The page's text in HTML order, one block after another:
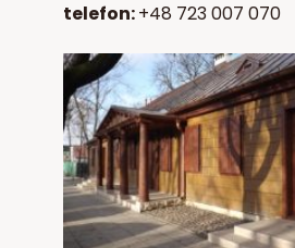
telefon:+48 723 007 070